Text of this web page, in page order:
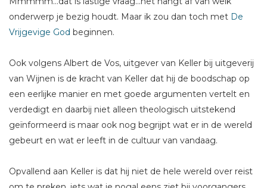
onderwerp je bezig houdt. Maar ik zou dan toch met De
Vrijgevige God beginnen.
Ook volgens Albert de Vos, uitgever van Keller bij uitgeverij
van Wijnen is de kracht van Keller dat hij de boodschap op
een eerlijke manier en met goede argumenten vertelt en
verdedigt en daarbij niet alleen theologisch uitstekend
geïnformeerd is maar ook nog begrijpt wat er in de wereld
gebeurt en wat er leeft in de cultuur van vandaag.
Opvallend aan Keller is dat hij niet de hele wereld over reist